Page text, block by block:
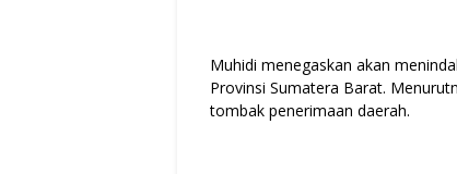
Muhidi menegaskan akan
Provinsi Sumatera Barat.
tombak penerimaan daerah.